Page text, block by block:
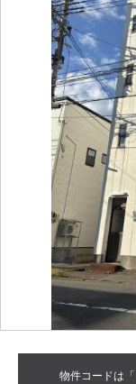
物件コードは「